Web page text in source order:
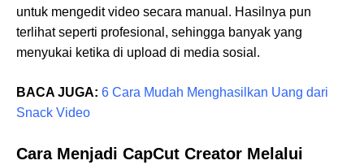
untuk mengedit video secara manual. Hasilnya pun
terlihat seperti profesional, sehingga banyak yang
menyukai ketika di upload di media sosial.
BACA JUGA: 6 Cara Mudah Menghasilkan Uang dari
Snack Video
Cara Menjadi CapCut Creator Melalui